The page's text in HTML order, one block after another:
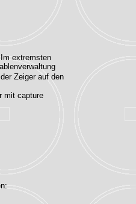
extremsten
Zeiger auf den
mit capture